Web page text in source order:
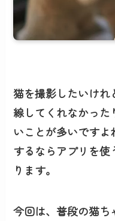
猫を撮影したいけれ
線してくれなかった
いことが多いです
するならアプリを
ります。
今回は、普段の猫